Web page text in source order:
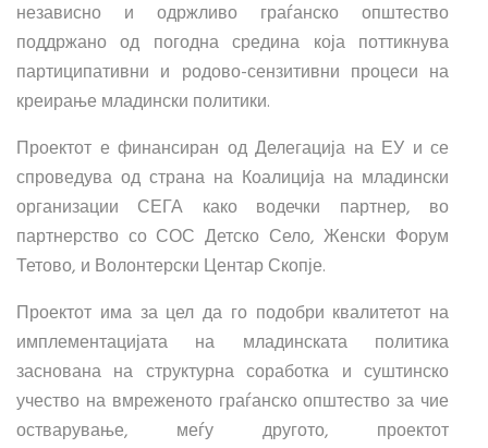
независно и одржливо граѓанско општество
поддржано од погодна средина која поттикнува
партиципативни и родово-сензитивни процеси на
креирање младински политики.
Проектот е финансиран од Делегација на ЕУ и се
спроведува од страна на Коалиција на младински
организации СЕГА како водечки партнер, во
партнерство со СОС Детско Село, Женски Форум
Тетово, и Волонтерски Центар Скопје.
Проектот има за цел да го подобри квалитетот на
имплементацијата на младинската политика
заснована на структурна соработка и суштинско
учество на вмреженото граѓанско општество за чие
остварување, меѓу другото, проектот